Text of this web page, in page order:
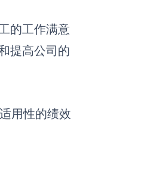
的工作满意
提高公司的
用性的绩效